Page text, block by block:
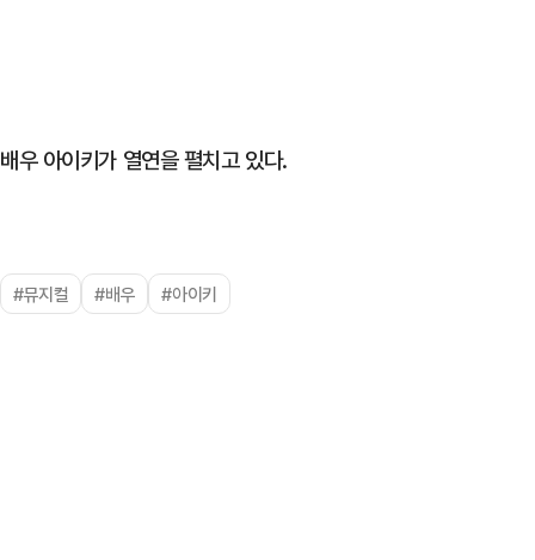
배우 아이키가 열연을 펼치고 있다.
#뮤지컬 #배우 #아이키